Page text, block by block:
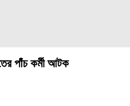
পাঁচ কর্মী আটক